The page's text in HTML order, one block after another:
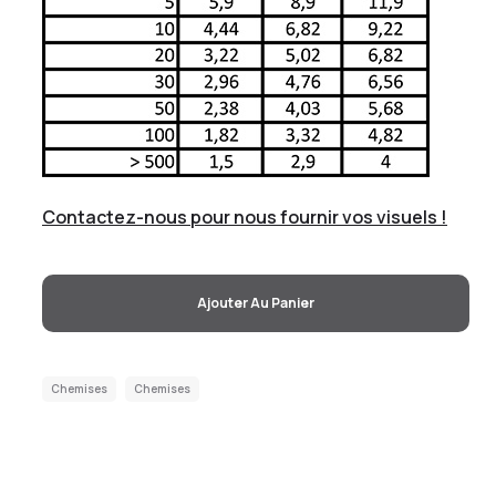
Contactez-nous pour nous fournir vos visuels !
Ajouter Au Panier
Chemises Chemises